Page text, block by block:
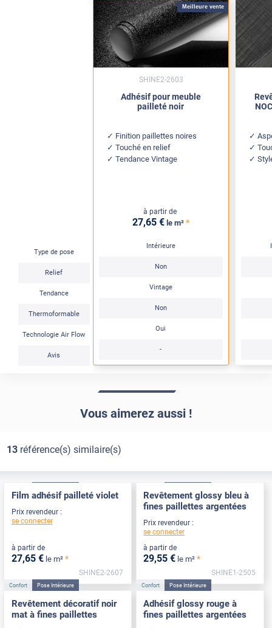
Type de pose
Relief
Tendance
Thermoformable
Technologie Air Flow
Avis
Meilleure vente
Adhésif pour meuble
pailleté noir
Finition paillettes noires
Touché en relief
Tendance Vintage
à partir de
27,65 € le m² *
Intérieure
Non
Vintage
Non
Oui
-
SHINE2-2603
Vous aimerez aussi !
13référence(s) similaire(s)
Film adhésif pailleté violet
Prix revendeur :
se connecter
à partir de
27,65 € le m² *
SHINE2-2607
Revêtement glossy bleu à
fines paillettes argentées
Prix revendeur :
se connecter
à partir de
29,55 € le m² *
SHINE1-2505
Confort Pose Intérieure
Revêtement décoratif noir
mat à fines paillettes
Confort Pose Intérieure
Adhésif glossy rouge à
fines paillettes argentées